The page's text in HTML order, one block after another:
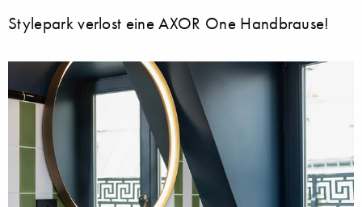
Stylepark verlost eine AXOR One Handbrause!